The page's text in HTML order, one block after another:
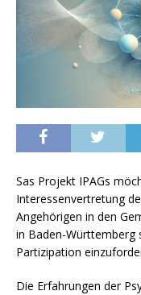
Sas Projekt IPAGs
Interessenvertretung
Angehörigen in den
in Baden-Württemberg
Partizipation
Die Erfahrungen der